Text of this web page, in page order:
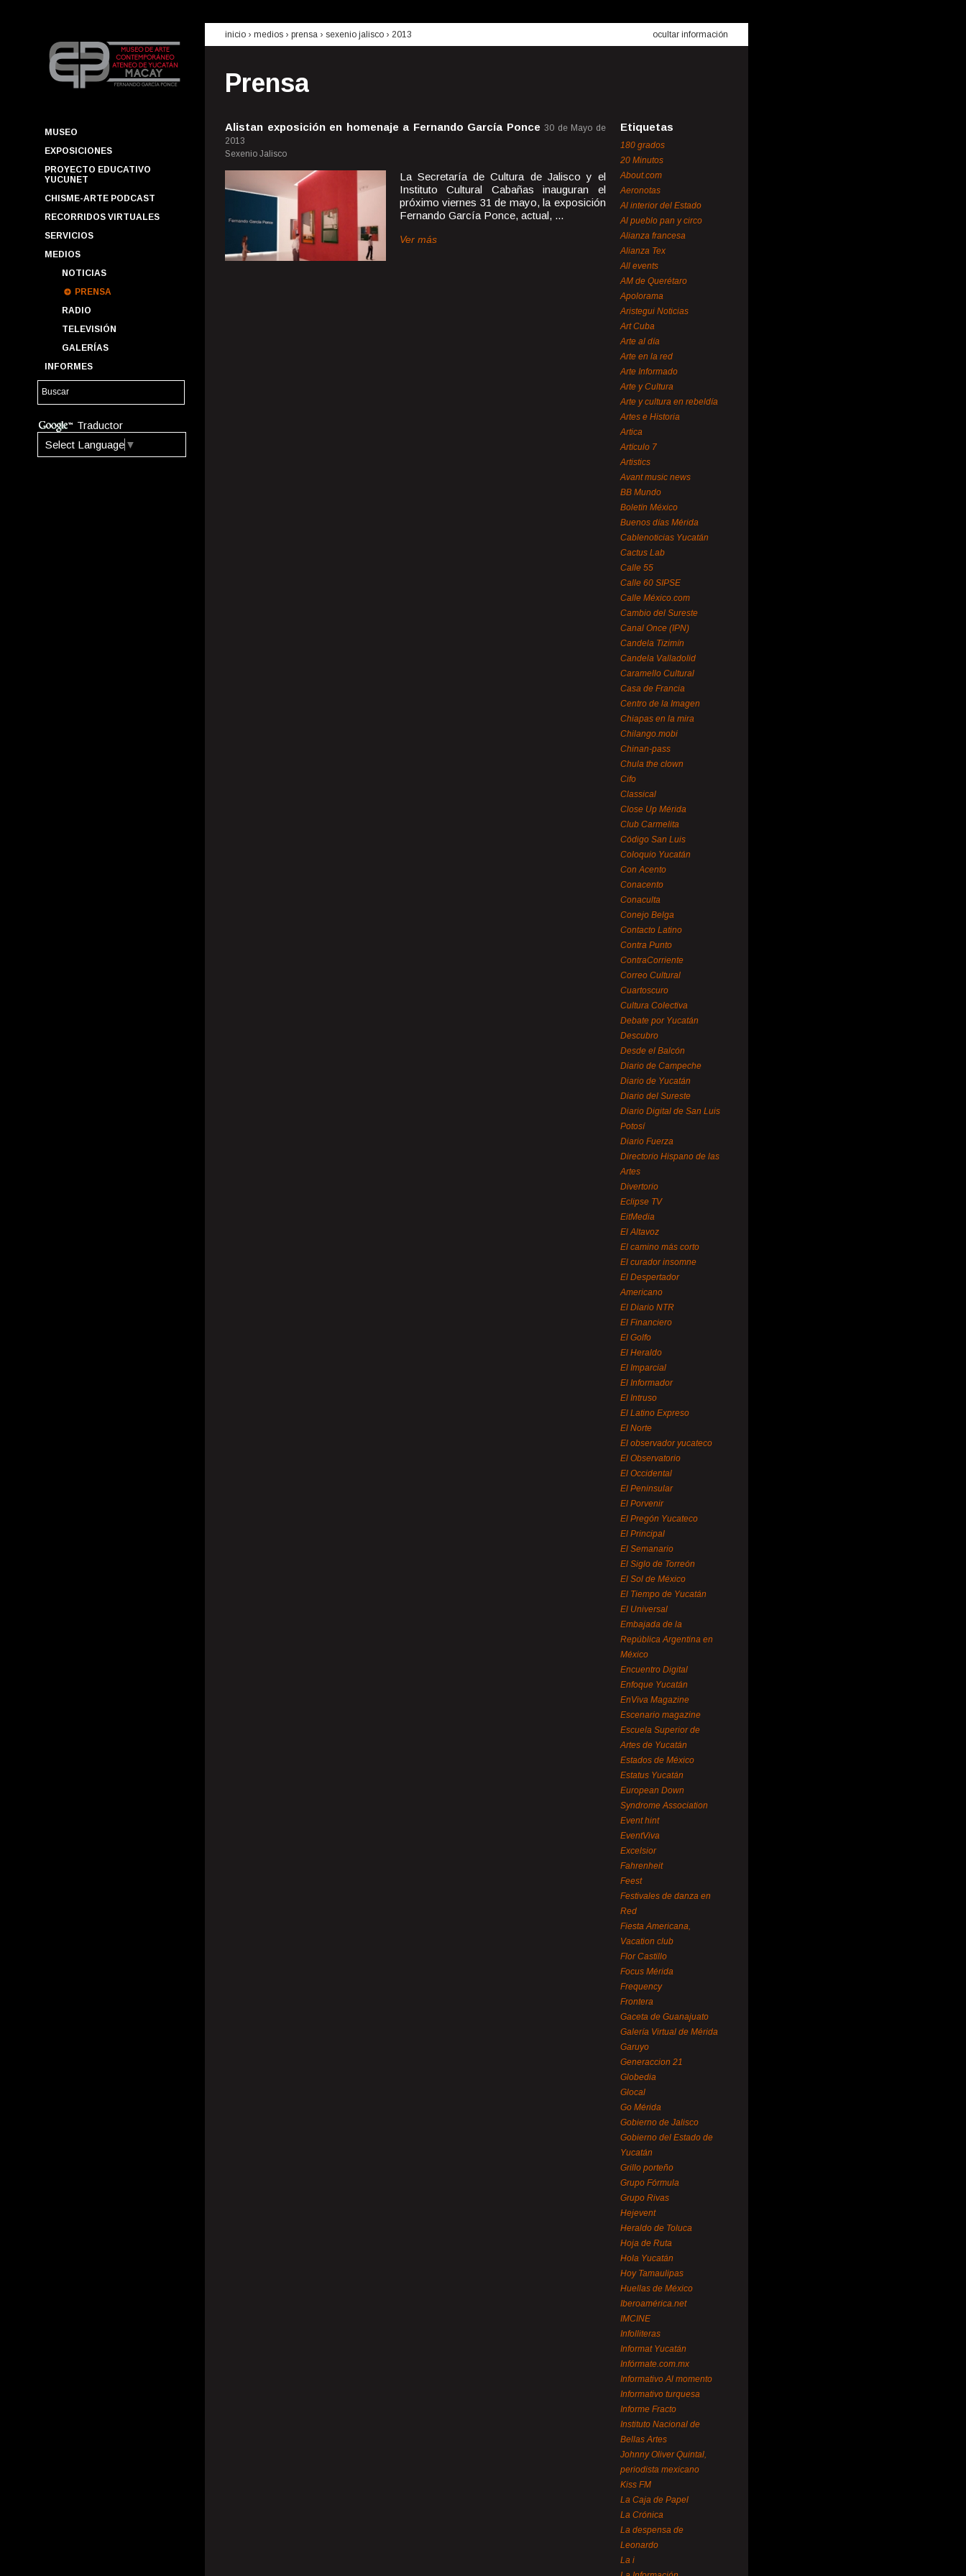
MUSEO
EXPOSICIONES
PROYECTO EDUCATIVO
YUCUNET
CHISME-ARTE PODCAST
RECORRIDOS VIRTUALES
SERVICIOS
MEDIOS
NOTICIAS
PRENSA
RADIO
TELEVISIÓN
GALERÍAS
INFORMES
Traductor
Select Language ▼
inicio › medios › prensa › sexenio jalisco › 2013 ocultar información
Prensa
Alistan exposición en homenaje a Fernando García Ponce 30 de Mayo de
2013
Sexenio Jalisco
La Secretaría de Cultura de Jalisco y el
Instituto Cultural Cabañas inauguran el
próximo viernes 31 de mayo, la exposición
Fernando García Ponce, actual, ...
Ver más
Etiquetas
180 grados
20 Minutos
About.com
Aeronotas
Al interior del Estado
Al pueblo pan y circo
Alianza francesa
Alianza Tex
All events
AM de Querétaro
Apolorama
Aristegui Noticias
Art Cuba
Arte al día
Arte en la red
Arte Informado
Arte y Cultura
Arte y cultura en rebeldía
Artes e Historia
Artica
Artículo 7
Artistics
Avant music news
BB Mundo
Boletín México
Buenos días Mérida
Cablenoticias Yucatán
Cactus Lab
Calle 55
Calle 60 SIPSE
Calle México.com
Cambio del Sureste
Canal Once (IPN)
Candela Tizimín
Candela Valladolid
Caramello Cultural
Casa de Francia
Centro de la Imagen
Chiapas en la mira
Chilango.mobi
Chinan-pass
Chula the clown
Cifo
Classical
Close Up Mérida
Club Carmelita
Código San Luis
Coloquio Yucatán
Con Acento
Conacento
Conaculta
Conejo Belga
Contacto Latino
Contra Punto
ContraCorriente
Correo Cultural
Cuartoscuro
Cultura Colectiva
Debate por Yucatán
Descubro
Desde el Balcón
Diario de Campeche
Diario de Yucatán
Diario del Sureste
Diario Digital de San Luis
Potosí
Diario Fuerza
Directorio Hispano de las
Artes
Divertorio
Eclipse TV
EitMedia
El Altavoz
El camino más corto
El curador insomne
El Despertador
Americano
El Diario NTR
El Financiero
El Golfo
El Heraldo
El Imparcial
El Informador
El Intruso
El Latino Expreso
El Norte
El observador yucateco
El Observatorio
El Occidental
El Peninsular
El Porvenir
El Pregón Yucateco
El Principal
El Semanario
El Siglo de Torreón
El Sol de México
El Tiempo de Yucatán
El Universal
Embajada de la
República Argentina en
México
Encuentro Digital
Enfoque Yucatán
EnViva Magazine
Escenario magazine
Escuela Superior de
Artes de Yucatán
Estados de México
Estatus Yucatán
European Down
Syndrome Association
Event hint
EventViva
Excelsior
Fahrenheit
Feest
Festivales de danza en
Red
Fiesta Americana,
Vacation club
Flor Castillo
Focus Mérida
Frequency
Frontera
Gaceta de Guanajuato
Galería Virtual de Mérida
Garuyo
Generaccion 21
Globedia
Glocal
Go Mérida
Gobierno de Jalisco
Gobierno del Estado de
Yucatán
Grillo porteño
Grupo Fórmula
Grupo Rivas
Hejevent
Heraldo de Toluca
Hoja de Ruta
Hola Yucatán
Hoy Tamaulipas
Huellas de México
Iberoamérica.net
IMCINE
Infolliteras
Informat Yucatán
Infórmate.com.mx
Informativo Al momento
Informativo turquesa
Informe Fracto
Instituto Nacional de
Bellas Artes
Johnny Oliver Quintal,
periodista mexicano
Kiss FM
La Caja de Papel
La Crónica
La despensa de
Leonardo
La i